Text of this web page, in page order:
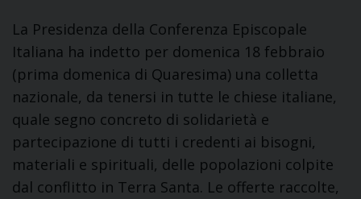
La Presidenza della Conferenza Episcopale
Italiana ha indetto per domenica 18 febbraio
(prima domenica di Quaresima) una colletta
nazionale, da tenersi in tutte le chiese italiane,
quale segno concreto di solidarietà e
partecipazione di tutti i credenti ai bisogni,
materiali e spirituali, delle popolazioni colpite
dal conflitto in Terra Santa. Le offerte raccolte,